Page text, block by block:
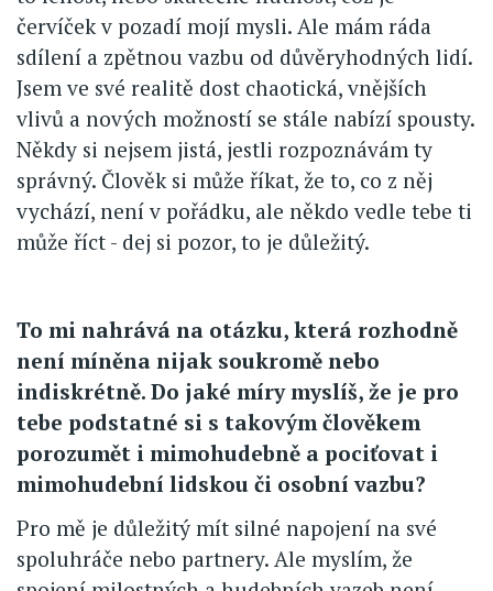
červíček v pozadí mojí mysli. Ale mám ráda
sdílení a zpětnou vazbu od důvěryhodných lidí.
Jsem ve své realitě dost chaotická, vnějších
vlivů a nových možností se stále nabízí spousty.
Někdy si nejsem jistá, jestli rozpoznávám ty
správný. Člověk si může říkat, že to, co z něj
vychází, není v pořádku, ale někdo vedle tebe ti
může říct - dej si pozor, to je důležitý.
To mi nahrává na otázku, která rozhodně
není míněna nijak soukromě nebo
indiskrétně. Do jaké míry myslíš, že je pro
tebe podstatné si s takovým člověkem
porozumět i mimohudebně a pociťovat i
mimohudební lidskou či osobní vazbu?
Pro mě je důležitý mít silné napojení na své
spoluhráče nebo partnery. Ale myslím, že